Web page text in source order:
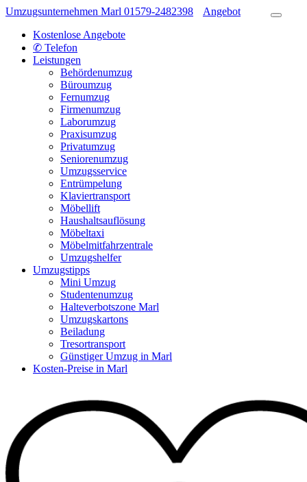
Umzugsunternehmen Marl 01579-2482398
Angebot
Kostenlose Angebote
✆ Telefon
Leistungen
Behördenumzug
Büroumzug
Fernumzug
Firmenumzug
Laborumzug
Praxisumzug
Privatumzug
Seniorenumzug
Umzugsservice
Entrümpelung
Klaviertransport
Möbellift
Haushaltsauflösung
Möbeltaxi
Möbelmitfahrzentrale
Umzugshelfer
Umzugstipps
Mini Umzug
Studentenumzug
Halteverbotszone Marl
Umzugskartons
Beiladung
Tresortransport
Günstiger Umzug in Marl
Kosten-Preise in Marl